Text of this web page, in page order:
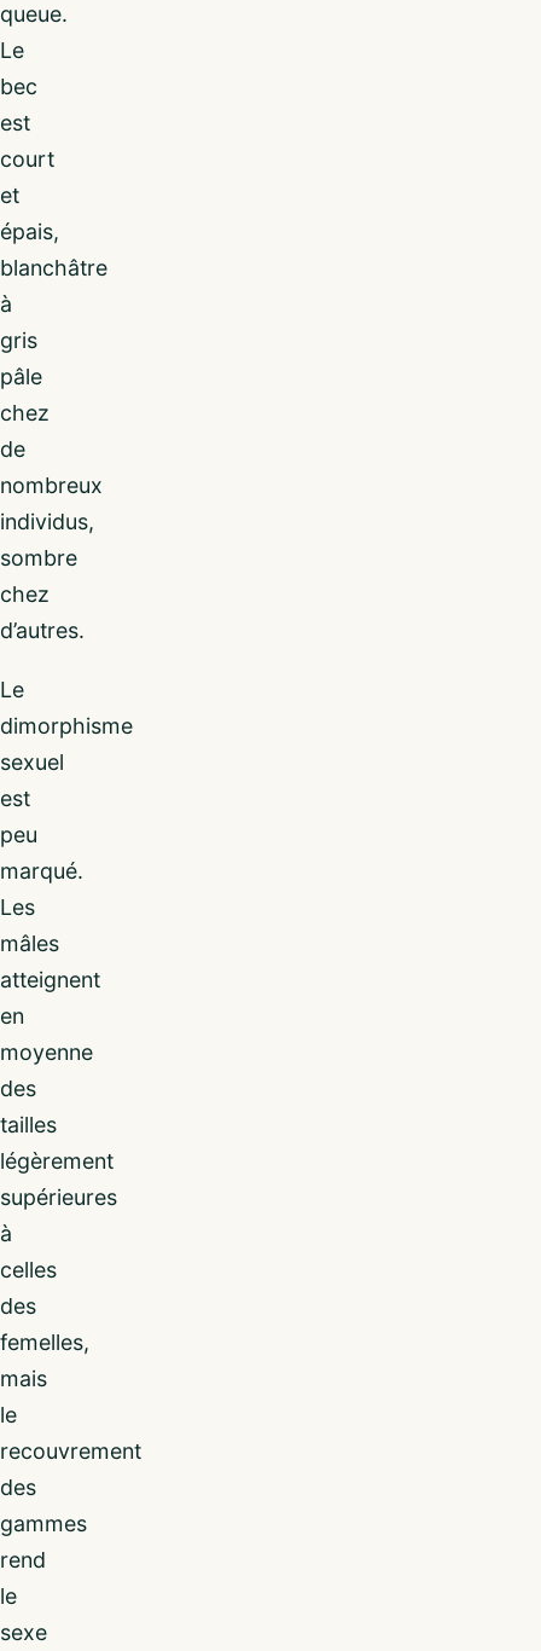
queue.
Le
bec
est
court
et
épais,
blanchâtre
à
gris
pâle
chez
de
nombreux
individus,
sombre
chez
d’autres.
Le
dimorphisme
sexuel
est
peu
marqué.
Les
mâles
atteignent
en
moyenne
des
tailles
légèrement
supérieures
à
celles
des
femelles,
mais
le
recouvrement
des
gammes
rend
le
sexe